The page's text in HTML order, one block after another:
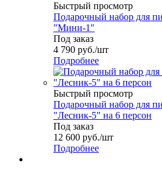
Быстрый просмотр
Подарочный набор для
"Мини-1"
Под заказ
4 790 руб./шт
Подробнее
Быстрый просмотр
Подарочный набор для
"Лесник-5" на 6 персон
Под заказ
12 600 руб./шт
Подробнее